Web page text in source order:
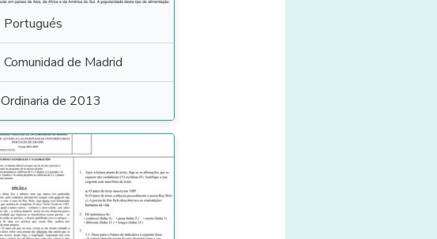
Portugués
Comunidad de Madrid
Ordinaria de 2013